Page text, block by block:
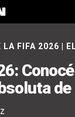
LA FIFA 2026
de